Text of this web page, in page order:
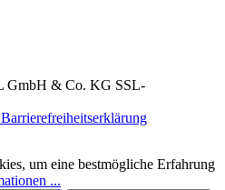
GmbH & Co. KG SSL-
Barrierefreiheitserklärung
um eine bestmögliche Erfahrung
...